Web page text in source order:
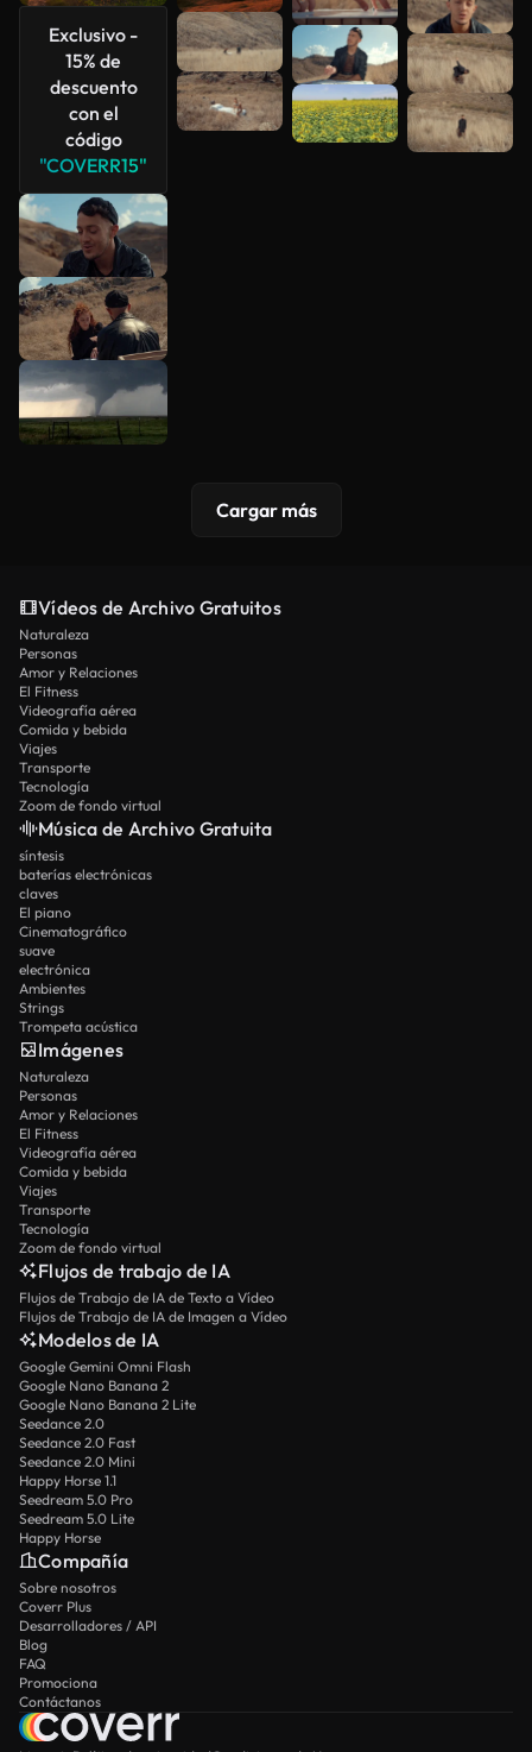
Exclusivo -
15% de
descuento
con el
código
"COVERR15"
Ver más
Cargar más
Vídeos de Archivo Gratuitos
Naturaleza
Personas
Amor y Relaciones
El Fitness
Videografía aérea
Comida y bebida
Viajes
Transporte
Tecnología
Zoom de fondo virtual
Música de Archivo Gratuita
síntesis
baterías electrónicas
claves
El piano
Cinematográfico
suave
electrónica
Ambientes
Strings
Trompeta acústica
Imágenes
Naturaleza
Personas
Amor y Relaciones
El Fitness
Videografía aérea
Comida y bebida
Viajes
Transporte
Tecnología
Zoom de fondo virtual
Flujos de trabajo de IA
Flujos de Trabajo de IA de Texto a Vídeo
Flujos de Trabajo de IA de Imagen a Vídeo
Modelos de IA
Google Gemini Omni Flash
Google Nano Banana 2
Google Nano Banana 2 Lite
Seedance 2.0
Seedance 2.0 Fast
Seedance 2.0 Mini
Happy Horse 1.1
Seedream 5.0 Pro
Seedream 5.0 Lite
Happy Horse
Compañía
Sobre nosotros
Coverr Plus
Desarrolladores / API
Blog
FAQ
Promociona
Contáctanos